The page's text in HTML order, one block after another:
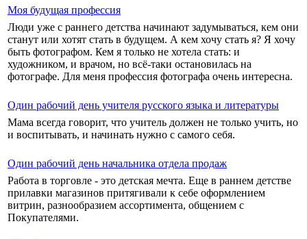
Моя будущая профессия
Люди уже с раннего детства начинают задумываться, кем они
станут или хотят стать в будущем. А кем хочу стать я? Я хочу
быть фотографом. Кем я только не хотела стать: и
художником, и врачом, но всё-таки остановилась на
фотографе. Для меня профессия фотографа очень интересна.
Один рабочий день учителя русского языка и литературы
Мама всегда говорит, что учитель должен не только учить, но
и воспитывать, и начинать нужно с самого себя.
Один рабочий день начальника отдела продаж
​Работа в торговле - это детская мечта. Еще в раннем детстве
прилавки магазинов притягивали к себе оформлением
витрин, разнообразием ассортимента, общением с
Покупателями.